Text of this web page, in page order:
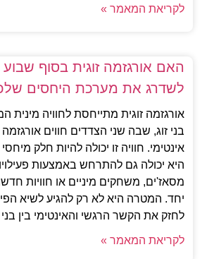
לקריאת המאמר »
האם אורגזמה זוגית בסוף שבוע
לשדרג את מערכת היחסים
אורגזמה זוגית מתייחסת לחוויה מינית
בני זוג, שבה שני הצדדים חווים
אינטימי. חוויה זו יכולה להיות חלק
היא יכולה גם להתרחש באמצעות
מסאז'ים, משחקים מיניים או חוויות
יחד. המטרה היא לא רק להגיע לשיא
לחזק את הקשר הרגשי והאינטימי בין בני
לקריאת המאמר »